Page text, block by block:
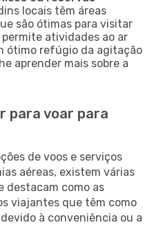
locais têm áreas
são ótimas para visitar
atividades ao ar
ótimo refúgio da agitação
aprender mais sobre a
para voar para
de voos e serviços
aéreas, existem várias
destacam como as
viajantes que têm como
à conveniência ou a